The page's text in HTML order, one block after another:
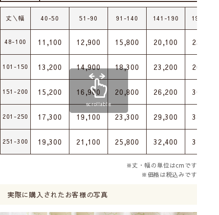
丈＼幅 40-50 51-90 91-140 141-190 191-240
48-100 11,100 12,900 15,800 20,100 23,300
101-150 13,200 14,900 18,300 23,200 26,900
151-200 15,200 16,900 20,800 26,200 30,500
201-250 17,300 19,100 23,300 29,300 34,100
251-300 19,300 21,100 25,800 32,400 37,700
scrollable
※丈・幅の単位はcmです
※価格は税込みです
実際に購入されたお客様の写真